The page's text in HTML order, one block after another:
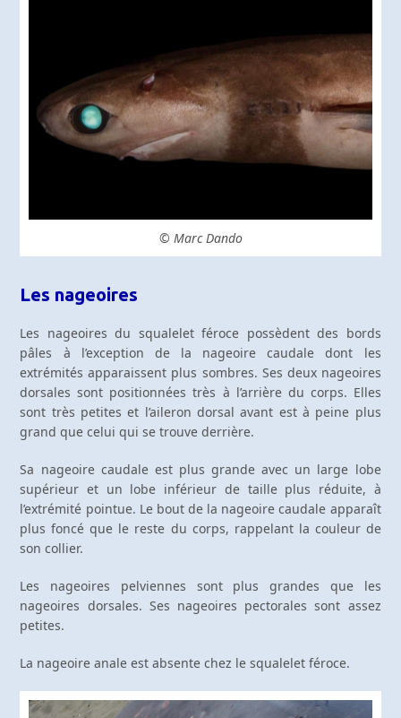
© Marc Dando
Les nageoires
Les nageoires du squalelet féroce possèdent des bords
pâles à l’exception de la nageoire caudale dont les
extrémités apparaissent plus sombres. Ses deux nageoires
dorsales sont positionnées très à l’arrière du corps. Elles
sont très petites et l’aileron dorsal avant est à peine plus
grand que celui qui se trouve derrière.
Sa nageoire caudale est plus grande avec un large lobe
supérieur et un lobe inférieur de taille plus réduite, à
l’extrémité pointue. Le bout de la nageoire caudale apparaît
plus foncé que le reste du corps, rappelant la couleur de
son collier.
Les nageoires pelviennes sont plus grandes que les
nageoires dorsales. Ses nageoires pectorales sont assez
petites.
La nageoire anale est absente chez le squalelet féroce.